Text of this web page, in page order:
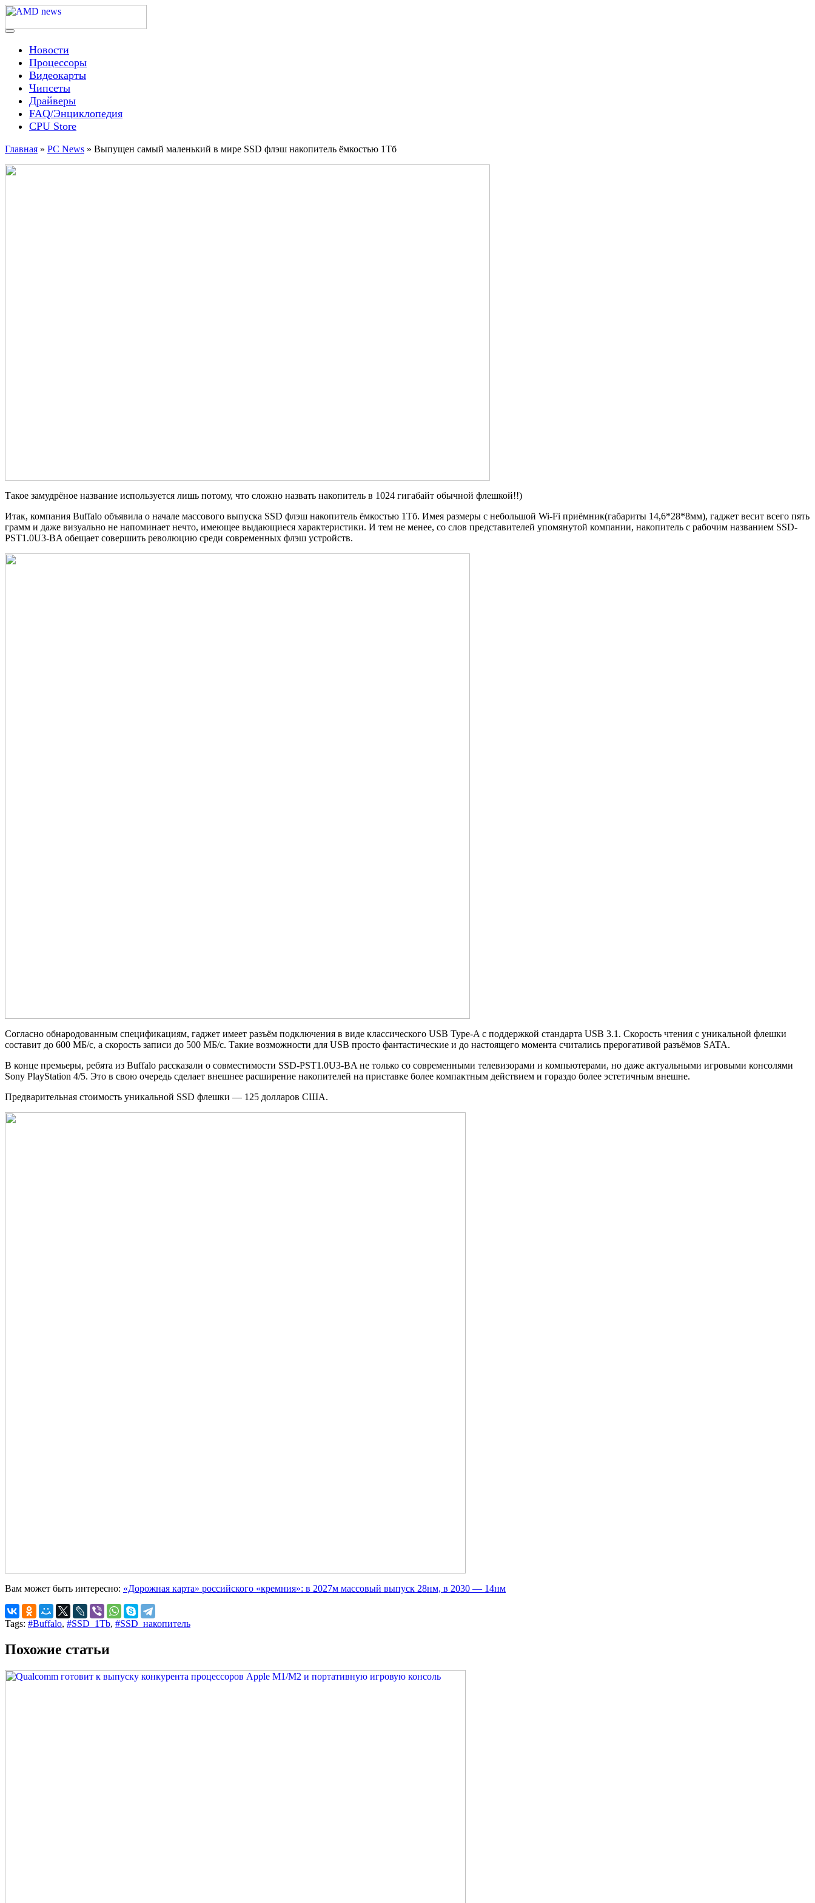
Skip
content
AMD news
Menu
Новости
Процессоры
Видеокарты
Чипсеты
Драйверы
FAQ/Энциклопедия
CPU Store
Главная » PC News » Выпущен самый маленький в мире SSD флэш накопитель ёмкостью 1Тб
Такое замудрёное название используется лишь потому, что сложно назвать накопитель в 1024 гигабайт обычной флешкой!!)
Итак, компания Buffalo объявила о начале массового выпуска SSD флэш накопитель ёмкостью 1Тб. Имея размеры с небольшой Wi-Fi приёмник(габариты 14,6*28*8мм), гаджет весит всего пять
грамм и даже визуально не напоминает нечто, имеющее выдающиеся характеристики. И тем не менее, со слов представителей упомянутой компании, накопитель с рабочим названием SSD-
PST1.0U3-BA обещает совершить революцию среди современных флэш устройств.
Согласно обнародованным спецификациям, гаджет имеет разъём подключения в виде классического USB Type-A с поддержкой стандарта USB 3.1. Скорость чтения с уникальной флешки
составит до 600 МБ/с, а скорость записи до 500 МБ/с. Такие возможности для USB просто фантастические и до настоящего момента считались прерогативой разъёмов SATA.
В конце премьеры, ребята из Buffalo рассказали о совместимости SSD-PST1.0U3-BA не только со современными телевизорами и компьютерами, но даже актуальными игровыми консолями
Sony PlayStation 4/5. Это в свою очередь сделает внешнее расширение накопителей на приставке более компактным действием и гораздо более эстетичным внешне.
Предварительная стоимость уникальной SSD флешки — 125 долларов США.
Вам может быть интересно: «Дорожная карта» российского «кремния»: в 2027м массовый выпуск 28нм, в 2030 — 14нм
Tags: #Buffalo, #SSD_1Tb, #SSD_накопитель
Похожие статьи